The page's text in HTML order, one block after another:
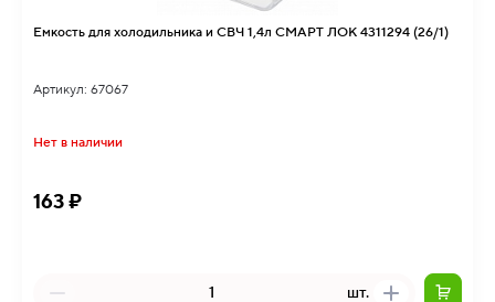
Емкость для холодильника и СВЧ 1,4л СМАРТ ЛОК 4311294 (26/1)
Артикул: 67067
Нет в наличии
163 ₽
шт.